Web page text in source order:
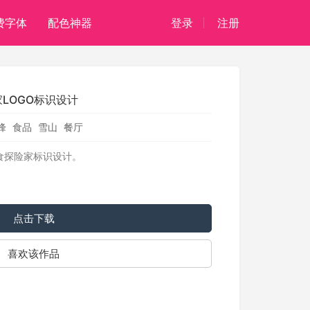
字体 配色神器 登录 注册
标识设计
食品 雪山 餐厅
险家标识设计。
点击下载
喜欢该作品